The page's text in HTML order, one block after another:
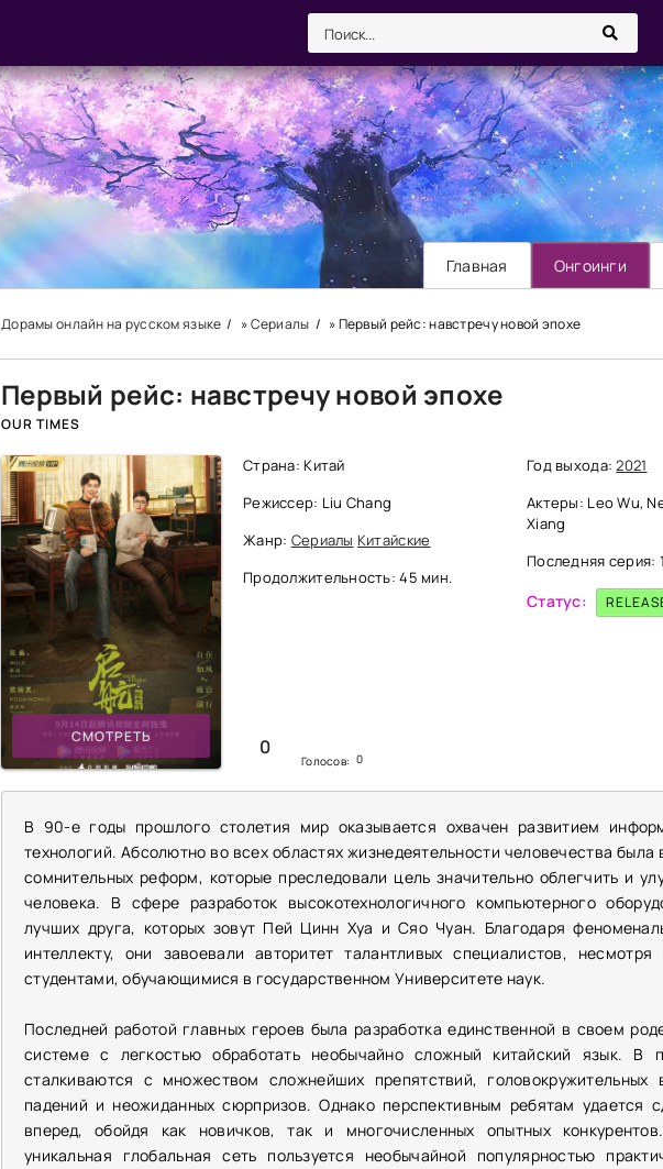
Главная Онгоинги
Дорамы онлайн на русском языке »Сериалы » Первый рейс: навстречу новой эпохе
Первый рейс: навстречу новой эпохе
OUR TIMES
СМОТРЕТЬ
Страна: Китай
Режиссер: Liu Chang
Жанр: Сериалы Китайские
Продолжительность: 45 мин.
0
Голосов: 0
Год выхода:2021
Актеры: Leo Wu,
Xiang
Последняя серия:
Статус:
В 90-е годы прошлого столетия мир оказывается охвачен развитием
технологий. Абсолютно во всех областях жизнедеятельности человечества
сомнительных реформ, которые преследовали цель значительно облегчить и
человека. В сфере разработок высокотехнологичного компьютерного
лучших друга, которых зовут Пей Цинн Хуа и Сяо Чуан. Благодаря
интеллекту, они завоевали авторитет талантливых специалистов,
студентами, обучающимися в государственном Университете наук.
Последней работой главных героев была разработка единственной в своем
системе с легкостью обработать необычайно сложный китайский язык. В
сталкиваются с множеством сложнейших препятствий, головокружительных
падений и неожиданных сюрпризов. Однако перспективным ребятам удается
вперед, обойдя как новичков, так и многочисленных опытных
уникальная глобальная сеть пользуется необычайной популярностью